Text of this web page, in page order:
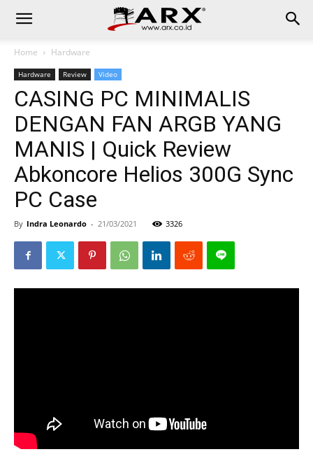
Home Hardware
Hardware Review Video
CASING PC MINIMALIS
DENGAN FAN ARGB YANG
MANIS | Quick Review
Abkoncore Helios 300G Sync
PC Case
By Indra Leonardo - 21/03/2021 3326